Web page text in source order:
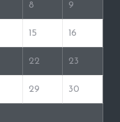
8 9
15 16
22 23
29 30